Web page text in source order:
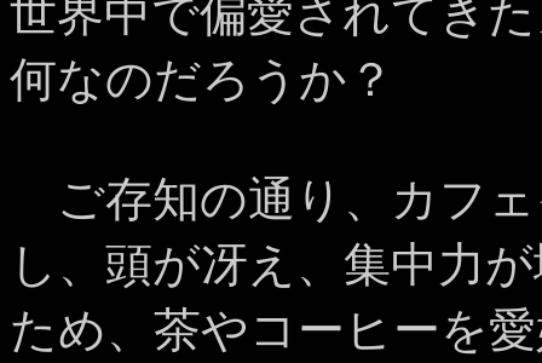
世界中で偏愛されてき
何なのだろうか？
ご存知の通り、カフ
し、頭が冴え、集中力
ため、茶やコーヒーを